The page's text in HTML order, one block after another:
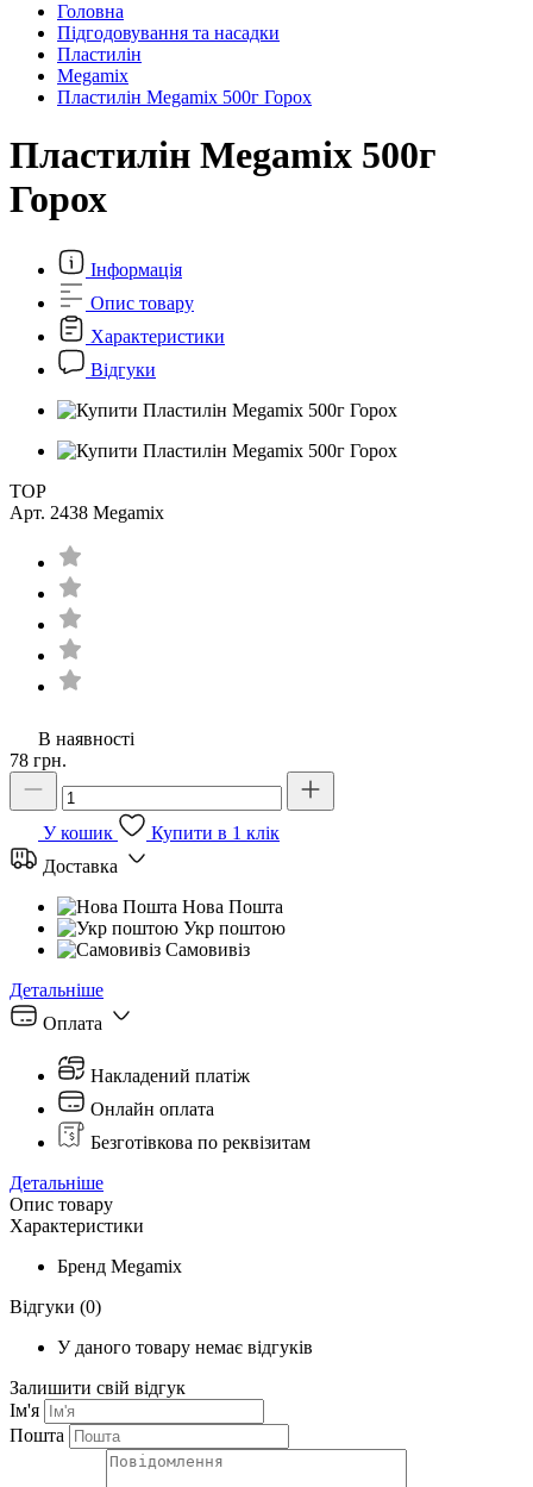
Головна
Підгодовування та насадки
Пластилін
Megamix
Пластилін Megamix 500г Горох
Пластилін Megamix 500г
Горох
Інформація
Опис товару
Характеристики
Відгуки
TOP
Арт. 2438 Megamix
В наявності
78 грн.
У кошик
Купити в 1 клік
Доставка
Нова Пошта
Укр поштою
Самовивіз
Детальніше
Оплата
Накладений платіж
Онлайн оплата
Безготівкова по реквізитам
Детальніше
Опис товару
Характеристики
Бренд Megamix
Відгуки (0)
У даного товару немає відгуків
Залишити свій відгук
Ім'я
Пошта